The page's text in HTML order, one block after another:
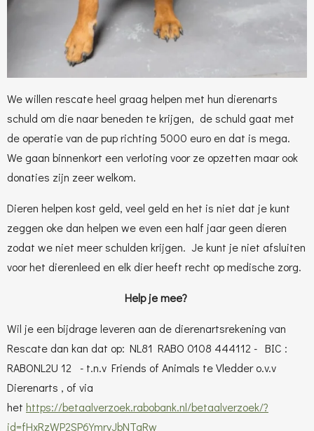
We willen rescate heel graag helpen met hun dierenarts
schuld om die naar beneden te krijgen, de schuld gaat met
de operatie van de pup richting 5000 euro en dat is mega.
We gaan binnenkort een verloting voor ze opzetten maar ook
donaties zijn zeer welkom.
Dieren helpen kost geld, veel geld en het is niet dat je kunt
zeggen oke dan helpen we even een half jaar geen dieren
zodat we niet meer schulden krijgen. Je kunt je niet afsluiten
voor het dierenleed en elk dier heeft recht op medische zorg.
Help je mee?
Wil je een bijdrage leveren aan de dierenartsrekening van
Rescate dan kan dat op: NL81 RABO 0108 444112 - BIC :
RABONL2U 12 - t.n.v Friends of Animals te Vledder o.v.v
Dierenarts , of via
het https://betaalverzoek.rabobank.nl/betaalverzoek/?
id=fHxRzWP2SP6YmryJbNTaRw